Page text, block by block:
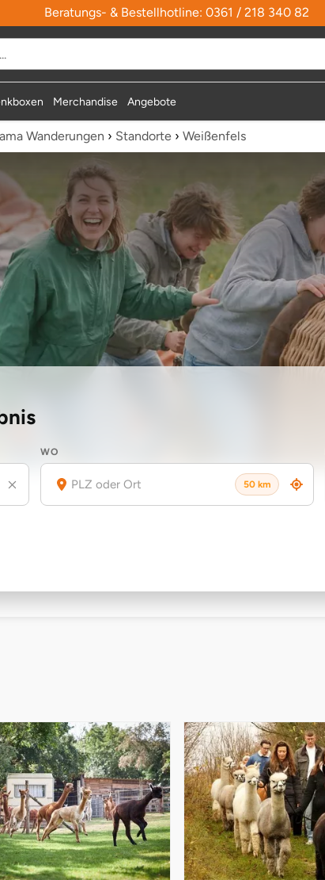
Beratungs- & Bestellhotline: 0361 / 218 340 82
Merchandise Angebote
Wanderungen › Standorte › Weißenfels
WO
50 km